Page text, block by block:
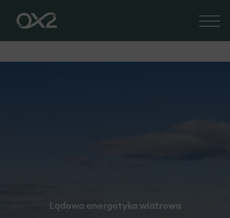
Lądowa energetyka wiatrowa